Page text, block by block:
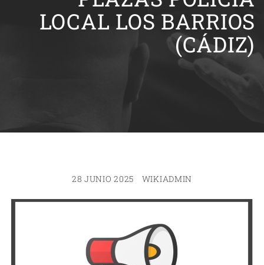
LOCAL LOS BARRIOS
(CÁDIZ)
28 JUNIO 2025 WIKIADMIN